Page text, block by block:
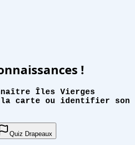
!
Îles Vierges
la carte ou identifier son
Quiz Drapeaux